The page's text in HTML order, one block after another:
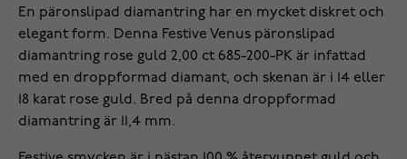
‌En päronslipad diamantring har en mycket diskret och
elegant form. Denna Festive Venus päronslipad
diamantring rose guld 2,00 ct 685-200-PK är infattad
med en droppformad diamant, och skenan är i 14 eller
18 karat rose guld. Bred på denna droppformad
diamantring är 11,4 mm.